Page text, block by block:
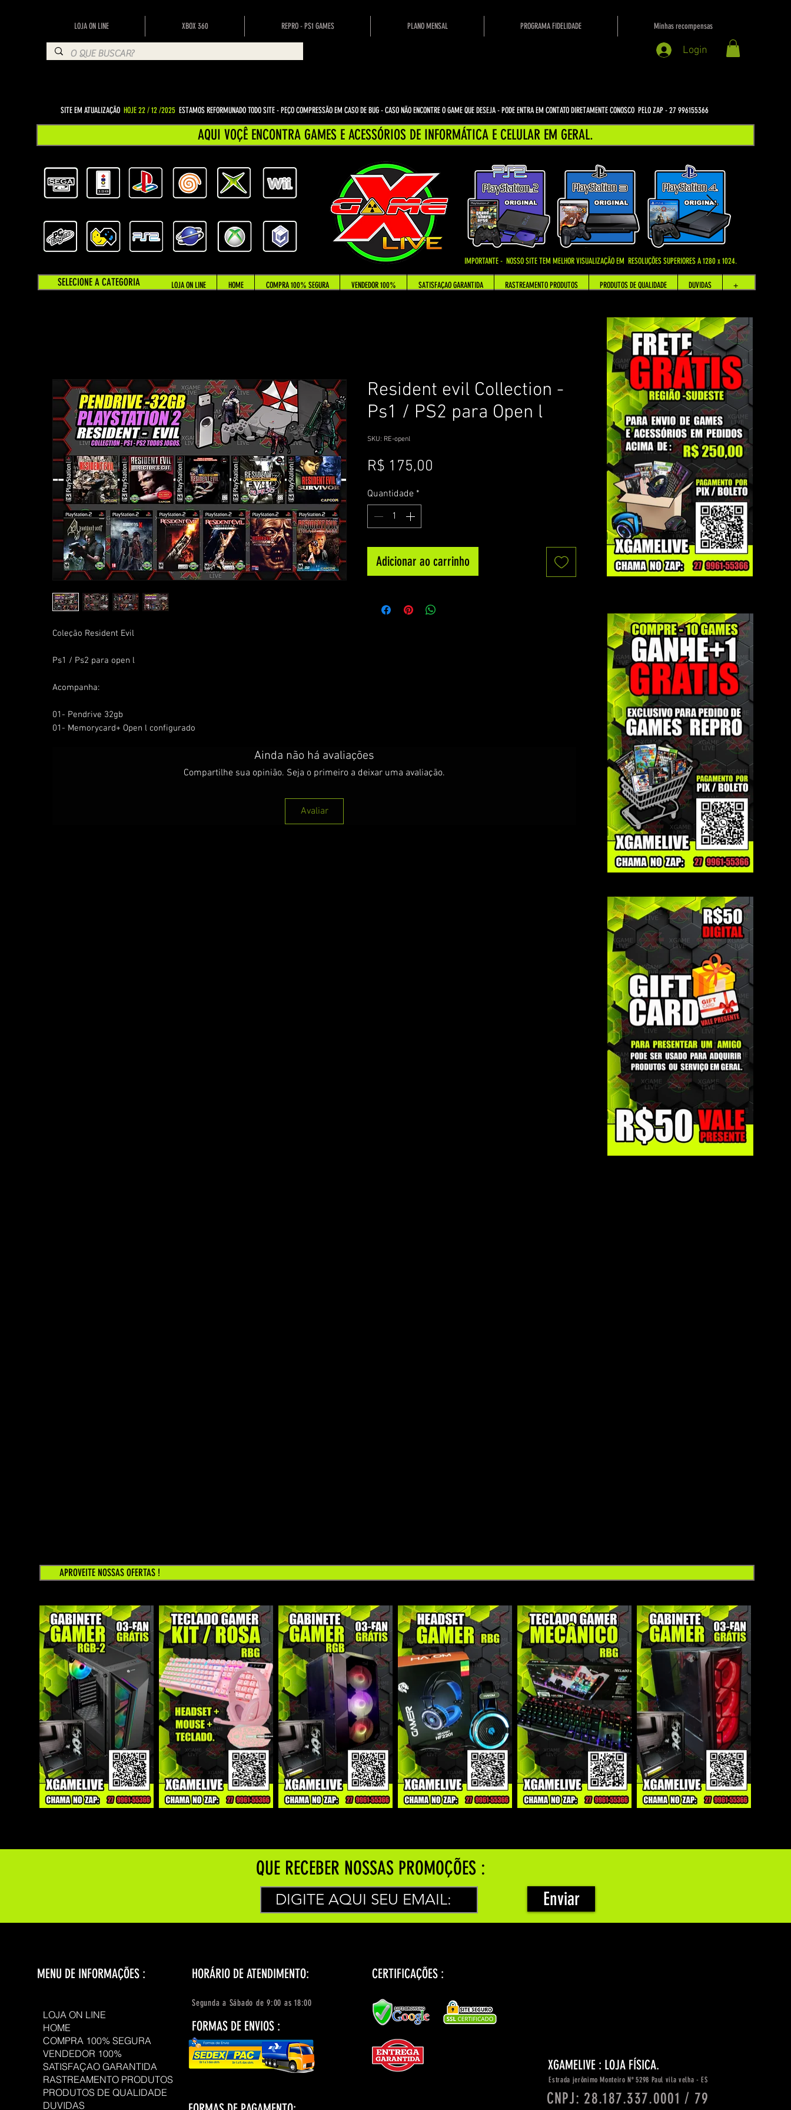
LOJA ON LINE XBOX 360 REPRO - PS1 GAMES PLANO MENSAL PROGRAMA FIDELIDADE Minhas recompensas
Login
Coleção Resident Evil
Ps1 / Ps2 para open l
Acompanha:
01- Pendrive 32gb
Resident evil Collection -
Ps1 / PS2 para Open l
SKU: RE-openl
R$ 175,00
Quantidade *
Adicionar ao carrinho
Ainda não há avaliações
Compartilhe sua opinião. Seja o primeiro a deixar uma avaliação.
Avaliar
APROVEITE NOSSAS OFERTAS !
QUE RECEBER NOSSAS PROMOÇÕES :
Enviar
SELECIONE A CATEGORIA
IMPORTANTE - NOSSO SITE TEM MELHOR VISUALIZAÇÃO EM RESOLUÇÕES SUPERIORES A 1280 x 1024.
AQUI VOÇÊ ENCONTRA GAMES E ACESSÓRIOS DE INFORMÁTICA E CELULAR EM GERAL.
SITE EM ATUALIZAÇÃO HOJE 22 / 12 /2025 ESTAMOS REFORMUNADO TODO SITE - PEÇO COMPRESSÃO EM CASO DE BUG- CASO NÃO ENCONTRE O GAME QUE DESEJA - PODE ENTRA EM CONTATO DIRETAMENTE CONOSCO PELO ZAP - 27 996155366
LOJA ON LINE HOME COMPRA 100% SEGURA VENDEDOR 100% SATISFAÇAO GARANTIDA RASTREAMENTO PRODUTOS PRODUTOS DE QUALIDADE DUVIDAS +
MENU DE INFORMAÇÕES :
LOJA ON LINE
HOME
COMPRA 100% SEGURA
VENDEDOR 100%
SATISFAÇAO GARANTIDA
RASTREAMENTO PRODUTOS
PRODUTOS DE QUALIDADE
DUVIDAS
FORMAS DE ENVIOS :
HORÁRIO DE ATENDIMENTO:
XGAMELIVE : LOJA FÍSICA.
CERTIFICAÇÕES :
Segunda a Sábado de 9:00 as 18:00
Estrada jerônimo Monteiro Nº 5298 Paul vila velha - ES
CNPJ: 28.187.337.0001 / 79